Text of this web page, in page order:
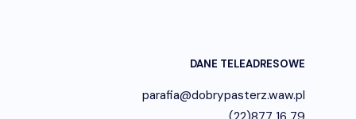
DANE TELEADRESOWE
parafia@dobrypasterz.waw.pl